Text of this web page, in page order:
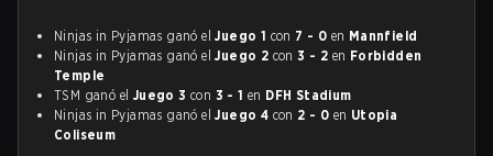
Ninjas in Pyjamas ganó elJuego 1 con 7 - 0 en Mannfield
Ninjas in Pyjamas ganó elJuego 2 con3 - 2 en Forbidden
Temple
TSM ganó el Juego 3 con 3 - 1 en DFH Stadium
Ninjas in Pyjamas ganó elJuego 4 con 2 - 0 en Utopia
Coliseum